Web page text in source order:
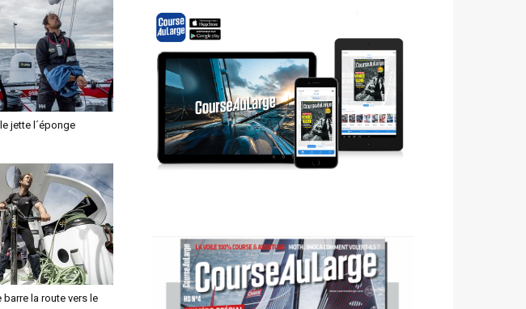
jette l´éponge
barre la route vers le